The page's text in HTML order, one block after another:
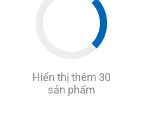
Hiển thị thêm 30
sản phẩm